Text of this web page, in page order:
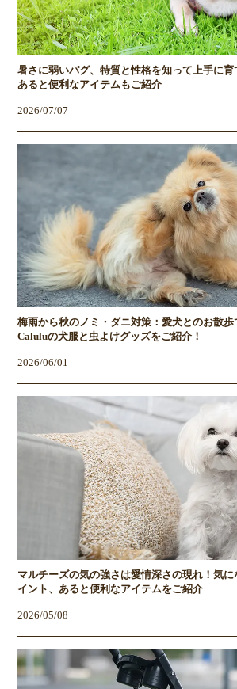
暑さに弱いパグ、特質と性格を知って上手に
あると便利なアイテムもご紹介
2026/07/07
梅雨から秋のノミ・ダニ対策：愛犬とのお散歩
Caluluの犬服と虫よけグッズをご紹介！
2026/06/01
マルチーズの気の強さは愛情深さの現れ！気
イント、あると便利なアイテムをご紹介
2026/05/08